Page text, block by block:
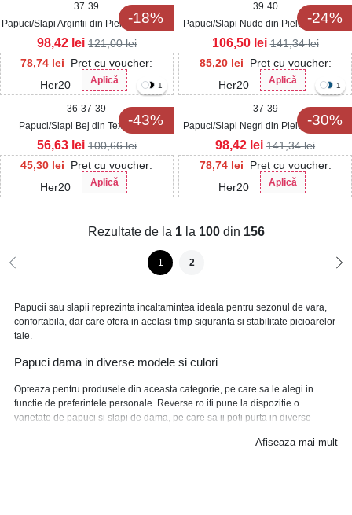
-18%
37 39
Papuci/Slapi Argintii din Piele Ecologica
Ysella
78,74 lei
Pret cu voucher:
Her20
Aplică
98,42 lei 121,00lei
-24%
39 40
Papuci/Slapi Nude din Piele Ecologica
Catia
85,20 lei
Pret cu voucher:
Her20
Aplică
106,50 lei 141,34lei
-43%
1
36 37 39
Papuci/Slapi Bej din Textil Khya
45,30 lei
Pret cu voucher:
Her20
Aplică
56,63 lei 100,66lei
-30%
1
37 39
Papuci/Slapi Negri din Piele Ecologica
Kieara
78,74 lei
Pret cu voucher:
Her20
Aplică
98,42 lei 141,34lei
Rezultate de la 1la 100din 156
1 2
Papucii sau slapii reprezinta incaltamintea ideala pentru sezonul de vara,
confortabila, dar care ofera in acelasi timp siguranta si stabilitate picioarelor
tale.
Papuci dama in diverse modele si culori
Opteaza pentru produsele din aceasta categorie, pe care sa le alegi in
functie de preferintele personale. Reverse.ro iti pune la dispozitie o
varietate de papuci si slapi de dama, pe care sa ii poti purta in diverse
asortate intr-o tinuta offiice-casual, sau cele casual pot fi purtate in timpul
Afiseaza mai mult